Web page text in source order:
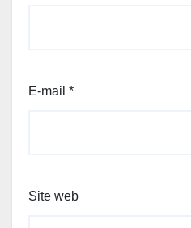
E-mail *
Site web